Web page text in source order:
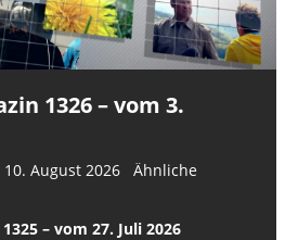
1326 – vom 3.
10. August 2026 Ähnliche
– vom 27. Juli 2026